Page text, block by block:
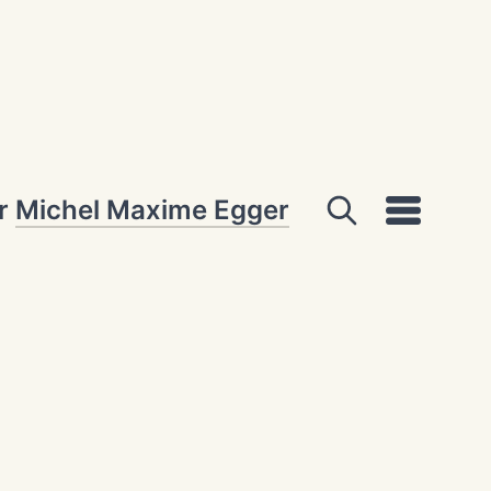
Michel Maxime Egger